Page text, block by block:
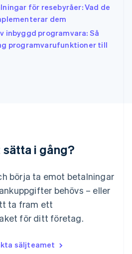
för resebyråer: Vad de
dem
inbyggd programvara: Så
programvarufunktioner till
i gång?
börja ta emot betalningar
behövs – eller
ta fram ett
för ditt företag.
säljteamet